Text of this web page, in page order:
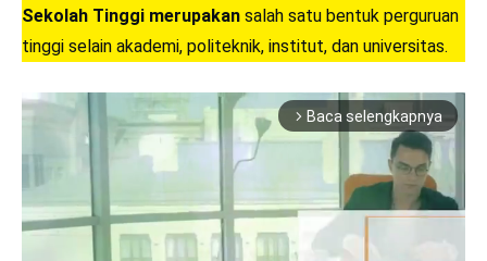
Sekolah Tinggi merupakan salah satu bentuk perguruan
tinggi selain akademi, politeknik, institut, dan universitas.
arrow_forward_ios Baca selengkapnya